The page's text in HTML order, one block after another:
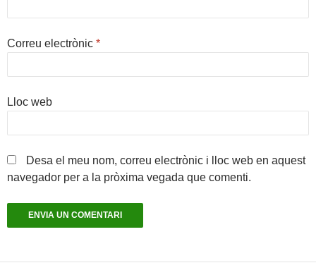
Correu electrònic *
Lloc web
Desa el meu nom, correu electrònic i lloc web en aquest
navegador per a la pròxima vegada que comenti.